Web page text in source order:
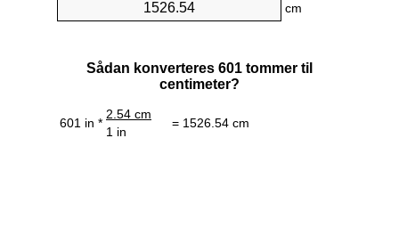
cm
Sådan konverteres 601 tommer til
centimeter?
601 in *
2.54 cm
= 1526.54 cm
1 in